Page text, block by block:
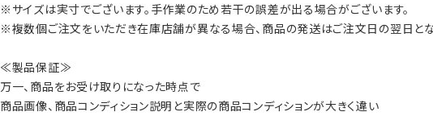
※サイズは実寸でございます。手作業のため若干の誤差が出る場合がございます。
※複数個ご注文をいただき在庫店舗が異なる場合、商品の発送はご注文日の翌日とな
≪製品保証≫
万一、商品をお受け取りになった時点で
商品画像、商品コンディション説明と実際の商品コンディションが大きく違い